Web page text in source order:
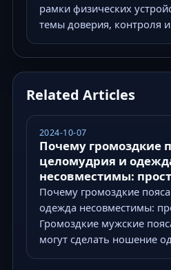
рамки физических
темы доверия, контроля
Related Articles
2024-10-07
Почему громоздкие
целомудрия и
несовместимы:
Почему громоздкие
одежда несовместимы:
Громоздкие мужские
могут сделать ношение